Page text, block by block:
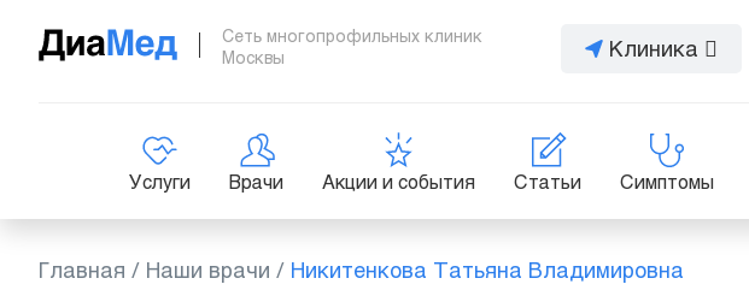
Сеть многопрофильных клиник
Москвы
Клиника
Услуги Врачи Акции и события Статьи Симптомы
Главная / Наши врачи / Никитенкова Татьяна Владимировна